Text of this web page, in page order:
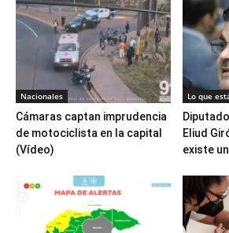
Nacionales
Cámaras captan imprudencia
de motociclista en la capital
(Vídeo)
Lo que
Eliud
existe